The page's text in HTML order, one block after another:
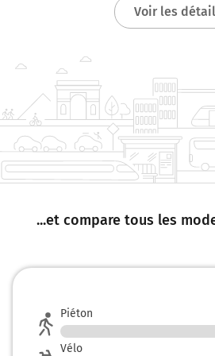
E15
BORDEAUX-NANTES
LYON
FONTENAY s/s BOIS
CRÉTEIL
237 km
Continuer A86 sur 4,6
Voir les
...et compare tous les
Piéton
Vélo